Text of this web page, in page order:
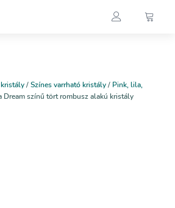
/Színes varrható kristály/ Pink, lila,
Dream színű tört rombusz alakú kristály